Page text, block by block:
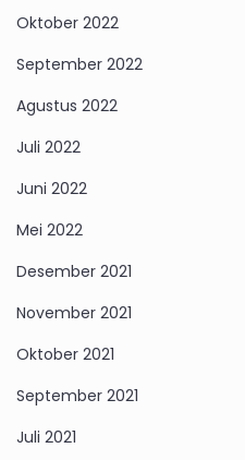
Oktober 2022
September 2022
Agustus 2022
Juli 2022
Juni 2022
Mei 2022
Desember 2021
November 2021
Oktober 2021
September 2021
Juli 2021